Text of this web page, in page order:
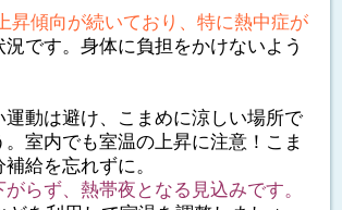
昇傾向が続いており、特に熱中症が
況です。身体に負担をかけないよう
運動は避け、こまめに涼しい場所で
室内でも室温の上昇に注意！こま
給を忘れずに。
らず、熱帯夜となる見込みです。